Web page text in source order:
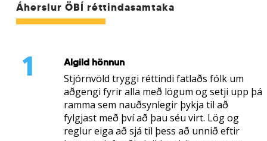
Áherslur ÖBÍ réttindasamtaka
1 Algild hönnun
Stjórnvöld tryggi réttindi fatlaðs fólk um
aðgengi fyrir alla með lögum og setji upp þá
ramma sem nauðsynlegir þykja til að
fylgjast með því að þau séu virt. Lög og
reglur eiga að sjá til þess að unnið eftir